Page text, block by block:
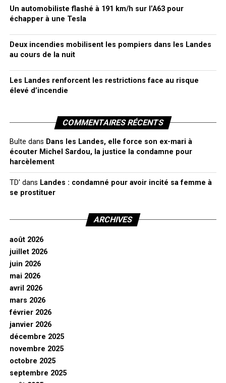
Un automobiliste flashé à 191 km/h sur l’A63 pour
échapper à une Tesla
Deux incendies mobilisent les pompiers dans les Landes
au cours de la nuit
Les Landes renforcent les restrictions face au risque
élevé d’incendie
COMMENTAIRES RÉCENTS
Bulte dans Dans les Landes, elle force son ex-mari à
écouter Michel Sardou, la justice la condamne pour
harcèlement
TD' dans Landes : condamné pour avoir incité sa femme à
se prostituer
ARCHIVES
août 2026
juillet 2026
juin 2026
mai 2026
avril 2026
mars 2026
février 2026
janvier 2026
décembre 2025
novembre 2025
octobre 2025
septembre 2025